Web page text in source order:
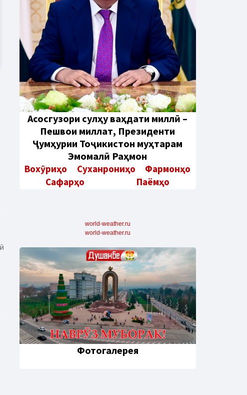
Aсосгузори сулҳу ваҳдати миллӣ –
Пешвои миллат, Президенти
Ҷумҳурии Тоҷикистон муҳтарам
Эмомалӣ Раҳмон
Вохӯриҳо Суханрониҳо
Фармонҳо
Сафарҳо
Паёмҳо
world-weather.ru
world-weather.ru
Фотогалерея